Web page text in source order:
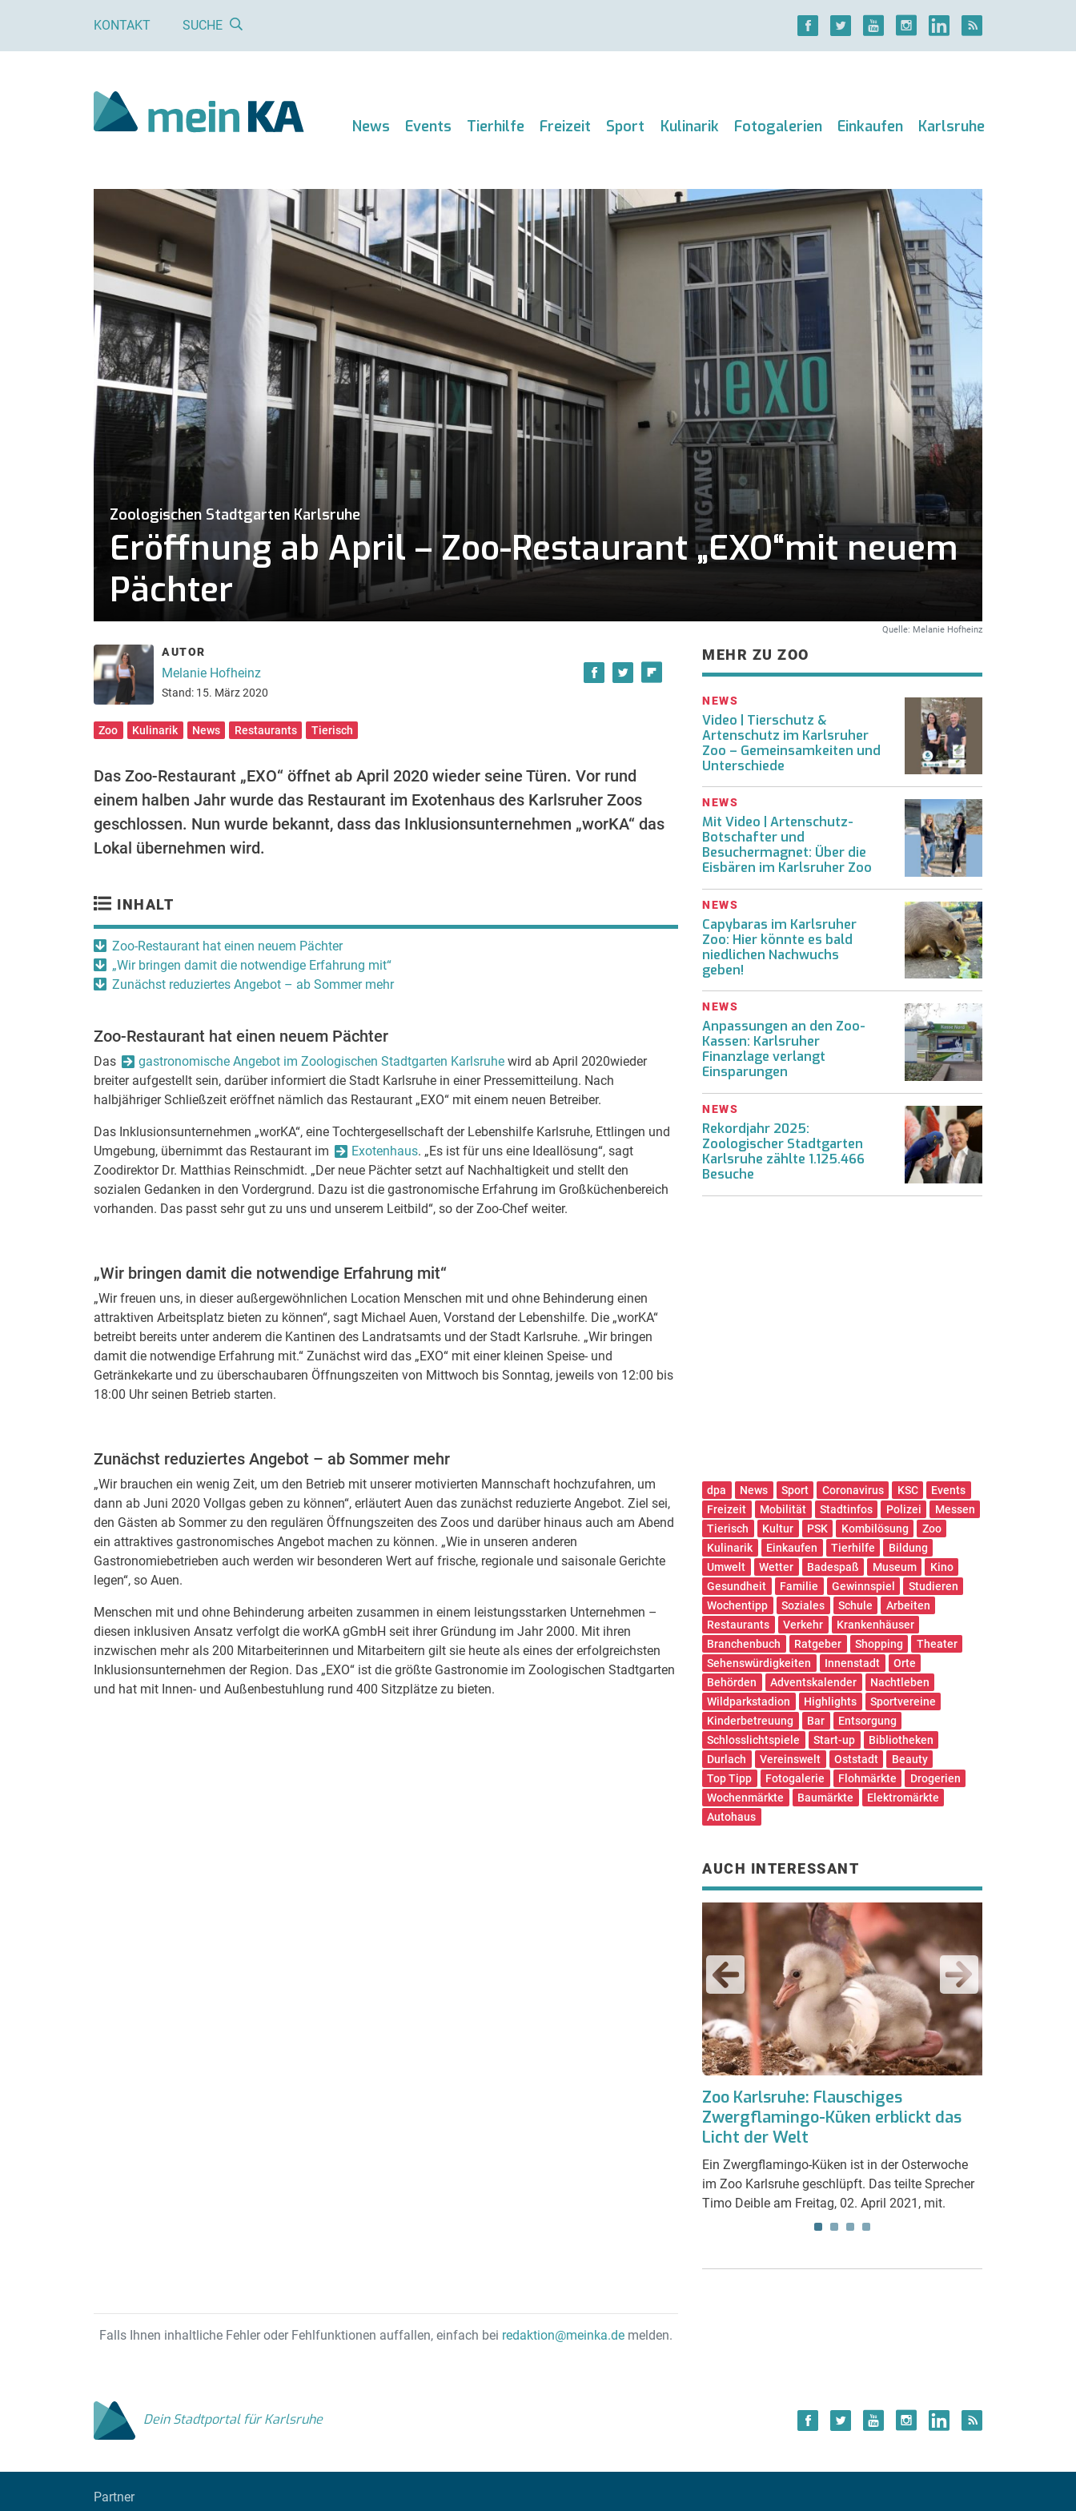
KONTAKT SUCHE
News Events Tierhilfe Freizeit Sport Kulinarik Fotogalerien Einkaufen Karlsruhe
Zoologischen Stadtgarten Karlsruhe
Eröffnung ab April – Zoo-Restaurant „EXO“mit neuem
Pächter
Quelle: Melanie Hofheinz
AUTOR
Melanie Hofheinz
Stand: 15. März 2020
Zoo Kulinarik News Restaurants Tierisch
Das Zoo-Restaurant „EXO“ öffnet ab April 2020 wieder seine Türen. Vor rund
einem halben Jahr wurde das Restaurant im Exotenhaus des Karlsruher Zoos
geschlossen. Nun wurde bekannt, dass das Inklusionsunternehmen „worKA“ das
Lokal übernehmen wird.
INHALT
Zoo-Restaurant hat einen neuem Pächter
„Wir bringen damit die notwendige Erfahrung mit“
Zunächst reduziertes Angebot – ab Sommer mehr
Zoo-Restaurant hat einen neuem Pächter
Das gastronomische Angebot im Zoologischen Stadtgarten Karlsruhe wird ab April 2020wieder
breiter aufgestellt sein, darüber informiert die Stadt Karlsruhe in einer Pressemitteilung. Nach
halbjähriger Schließzeit eröffnet nämlich das Restaurant „EXO“ mit einem neuen Betreiber.
Das Inklusionsunternehmen „worKA“, eine Tochtergesellschaft der Lebenshilfe Karlsruhe, Ettlingen und
Umgebung, übernimmt das Restaurant im
Exotenhaus. „Es ist für uns eine Ideallösung“, sagt
Zoodirektor Dr. Matthias Reinschmidt. „Der neue Pächter setzt auf Nachhaltigkeit und stellt den
sozialen Gedanken in den Vordergrund. Dazu ist die gastronomische Erfahrung im Großküchenbereich
vorhanden. Das passt sehr gut zu uns und unserem Leitbild“, so der Zoo-Chef weiter.
„Wir bringen damit die notwendige Erfahrung mit“
„Wir freuen uns, in dieser außergewöhnlichen Location Menschen mit und ohne Behinderung einen
attraktiven Arbeitsplatz bieten zu können“, sagt Michael Auen, Vorstand der Lebenshilfe. Die „worKA“
betreibt bereits unter anderem die Kantinen des Landratsamts und der Stadt Karlsruhe. „Wir bringen
damit die notwendige Erfahrung mit.“ Zunächst wird das „EXO“ mit einer kleinen Speise- und
Getränkekarte und zu überschaubaren Öffnungszeiten von Mittwoch bis Sonntag, jeweils von 12:00 bis
18:00 Uhr seinen Betrieb starten.
Zunächst reduziertes Angebot – ab Sommer mehr
„Wir brauchen ein wenig Zeit, um den Betrieb mit unserer motivierten Mannschaft hochzufahren, um
dann ab Juni 2020 Vollgas geben zu können“, erläutert Auen das zunächst reduzierte Angebot. Ziel sei,
den Gästen ab Sommer zu den regulären Öffnungszeiten des Zoos und darüber hinaus auch am Abend
ein attraktives gastronomisches Angebot machen zu können. „Wie in unseren anderen
Gastronomiebetrieben auch werden wir besonderen Wert auf frische, regionale und saisonale Gerichte
legen“, so Auen.
Menschen mit und ohne Behinderung arbeiten zusammen in einem leistungsstarken Unternehmen –
diesen inklusiven Ansatz verfolgt die worKA gGmbH seit ihrer Gründung im Jahr 2000. Mit ihren
inzwischen mehr als 200 Mitarbeiterinnen und Mitarbeitern gilt sie heute als eines der erfolgreichsten
Inklusionsunternehmen der Region. Das „EXO“ ist die größte Gastronomie im Zoologischen Stadtgarten
und hat mit Innen- und Außenbestuhlung rund 400 Sitzplätze zu bieten.
MEHR ZU ZOO
NEWS
Video | Tierschutz &
Artenschutz im Karlsruher
Zoo – Gemeinsamkeiten und
Unterschiede
NEWS
Mit Video | Artenschutz-
Botschafter und
Besuchermagnet: Über die
Eisbären im Karlsruher Zoo
NEWS
Capybaras im Karlsruher
Zoo: Hier könnte es bald
niedlichen Nachwuchs
geben!
NEWS
Anpassungen an den Zoo-
Kassen: Karlsruher
Finanzlage verlangt
Einsparungen
NEWS
Rekordjahr 2025:
Zoologischer Stadtgarten
Karlsruhe zählte 1.125.466
Besuche
dpa News Sport Coronavirus KSC
Events
Freizeit
Mobilität Stadtinfos Polizei
Messen
Tierisch
Kultur PSK Kombilösung
Zoo
Kulinarik
Einkaufen Tierhilfe
Bildung
Umwelt
Wetter Badespaß Museum
Kino
Gesundheit
Familie Gewinnspiel
Studieren
Wochentipp
Soziales Schule
Arbeiten
Restaurants
Verkehr
Krankenhäuser
Branchenbuch
Ratgeber Shopping
Theater
Sehenswürdigkeiten
Innenstadt
Orte
Behörden
Adventskalender
Nachtleben
Wildparkstadion
Highlights
Sportvereine
Kinderbetreuung
Bar
Entsorgung
Schlosslichtspiele
Start-up
Bibliotheken
Durlach
Vereinswelt Oststadt
Beauty
Top Tipp
Fotogalerie Flohmärkte
Drogerien
Wochenmärkte
Baumärkte
Elektromärkte
Autohaus
AUCH INTERESSANT
Zoo Karlsruhe: Flauschiges
Zwergflamingo-Küken erblickt das
Licht der Welt
Ein Zwergflamingo-Küken ist in der Osterwoche
im Zoo Karlsruhe geschlüpft. Das teilte Sprecher
Timo Deible am Freitag, 02. April 2021, mit.
Falls Ihnen inhaltliche Fehler oder Fehlfunktionen auffallen, einfach bei redaktion@meinka.de melden.
Dein Stadtportal für Karlsruhe
Partner